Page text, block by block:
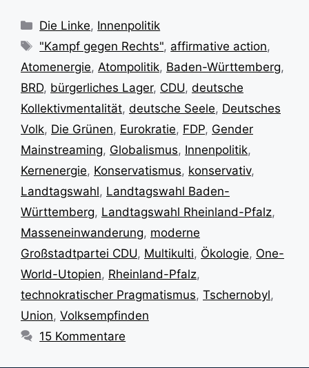
Kategorien
Die Linke, Innenpolitik
Schlagwörter
"Kampf gegen Rechts", affirmative action,
Atomenergie, Atompolitik, Baden-Württemberg,
BRD, bürgerliches Lager, CDU, deutsche
Kollektivmentalität, deutsche Seele, Deutsches
Volk, Die Grünen, Eurokratie, FDP, Gender
Mainstreaming, Globalismus, Innenpolitik,
Kernenergie, Konservatismus, konservativ,
Landtagswahl, Landtagswahl Baden-
Württemberg, Landtagswahl Rheinland-Pfalz,
Masseneinwanderung, moderne
Großstadtpartei CDU, Multikulti, Ökologie, One-
World-Utopien, Rheinland-Pfalz,
technokratischer Pragmatismus, Tschernobyl,
Union, Volksempfinden
15 Kommentare